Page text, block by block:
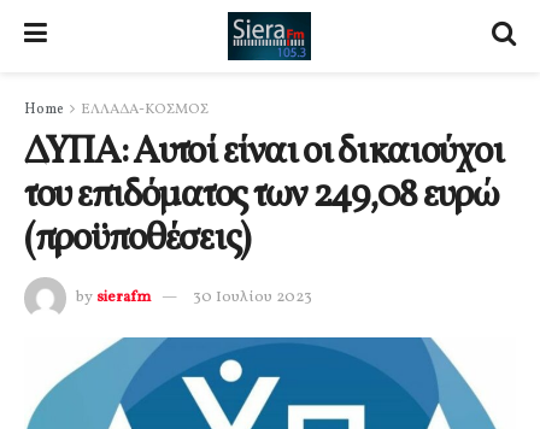
Home ΕΛΛΑΔΑ-ΚΟΣΜΟΣ
ΔΥΠΑ: Αυτοί είναι οι δικαιούχοι
του επιδόματος των 249,08 ευρώ
(προϋποθέσεις)
by sierafm 30 Ιουλίου 2023